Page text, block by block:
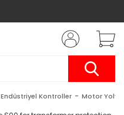
Endüstriyel Kontroller Motor